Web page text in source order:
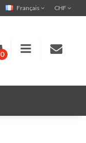
CHF
Français
0